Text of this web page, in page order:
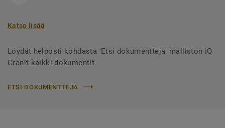
Katso lisää
Löydät helposti kohdasta 'Etsi dokumentteja' malliston iQ
Granit kaikki dokumentit
ETSI DOKUMENTTEJA